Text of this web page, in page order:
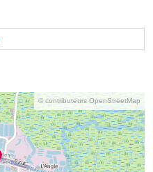
© contributeurs OpenStreetMap